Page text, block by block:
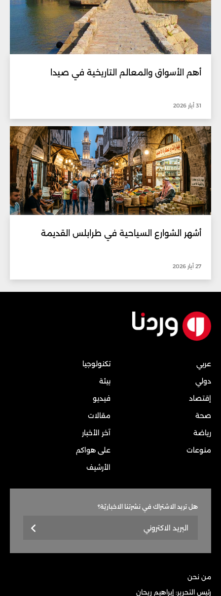
أهم الأسواق والمعالم التاريخية في صيدا
31 أيار 2026
أشهر الشوارع السياحية في طرابلس القديمة
27 أيار 2026
عربي
دولي
إقتصاد
صحة
رياضة
منوعات
تكنولوجيا
بيئة
فيديو
مقالات
آخر الأخبار
على هواكم
الأرشيف
هل تريد الاشتراك في نشرتنا الاخباريّة؟
من نحن
رئيس التحرير: إبراهيم ريحان